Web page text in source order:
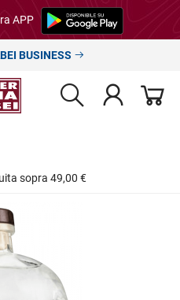
APP
BUSINESS
sopra 49,00 €